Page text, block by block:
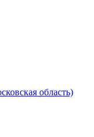
область)